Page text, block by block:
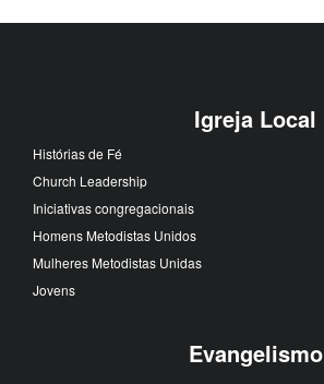
Igreja Local
Histórias de Fé
Church Leadership
Iniciativas congregacionais
Homens Metodistas Unidos
Mulheres Metodistas Unidas
Jovens
Evangelismo